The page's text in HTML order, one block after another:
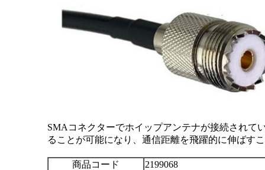
SMAコネクターでホイップアンテナが接続されて
ることが可能になり、通信距離を飛躍的に伸ばす
商品コード
2199068